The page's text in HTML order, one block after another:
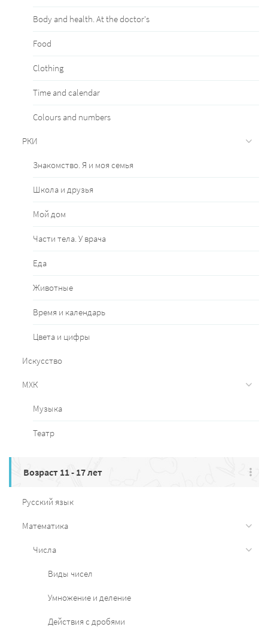
Body and health. At the doctor's
Food
Clothing
Time and calendar
Сolours and numbers
РКИ
Знакомство. Я и моя семья
Школа и друзья
Мой дом
Части тела. У врача
Еда
Животные
Время и календарь
Цвета и цифры
Искусство
МХК
Музыка
Театр
Возраст 11 - 17 лет
Русский язык
Математика
Числа
Виды чисел
Умножение и деление
Действия с дробями